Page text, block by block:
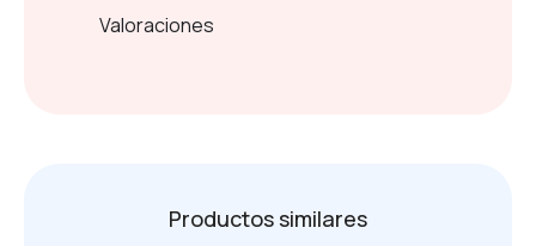
Valoraciones
Productos similares